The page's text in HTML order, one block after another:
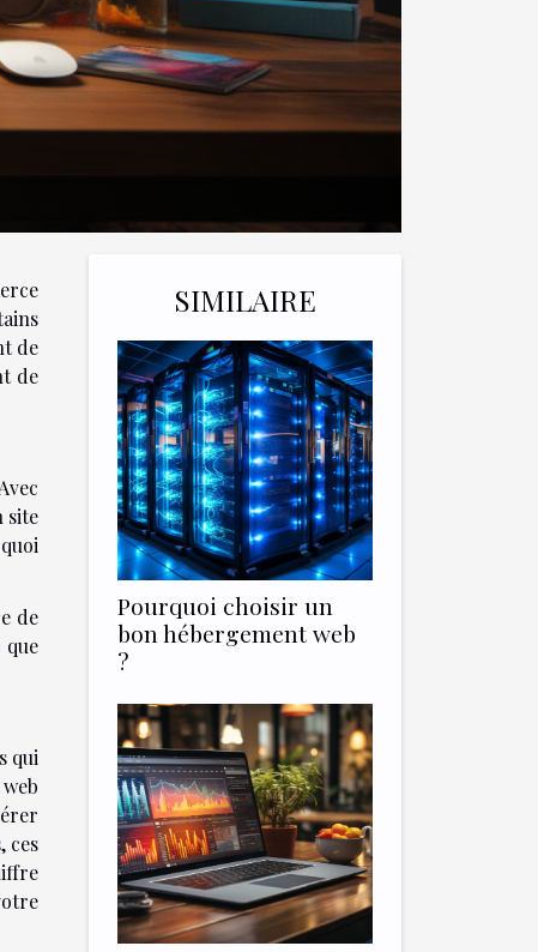
de
de
site
de
qui
ces
SIMILAIRE
Pourquoi choisir un
bon hébergement web
?